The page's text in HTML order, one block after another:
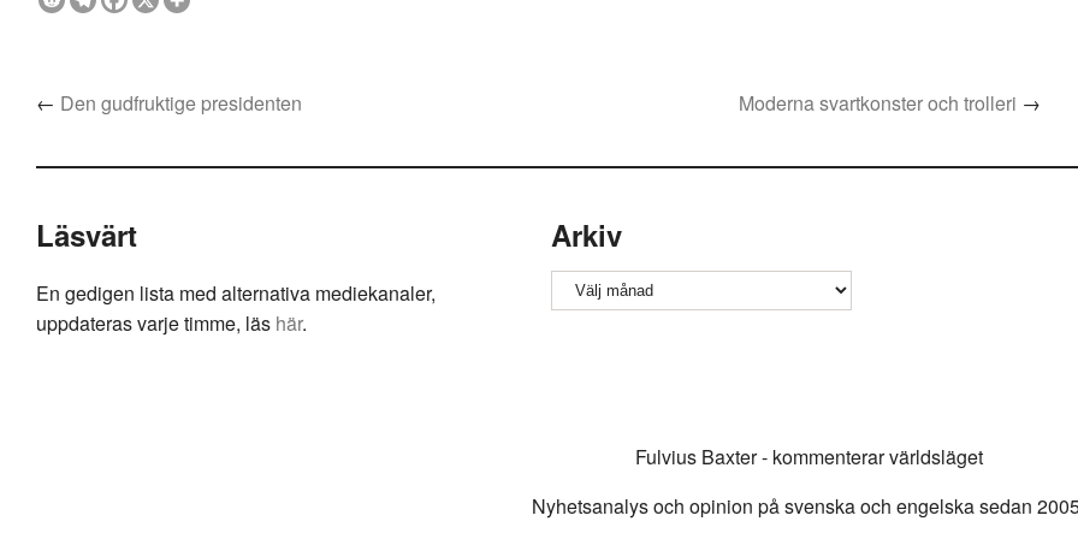
← Den gudfruktige presidenten Moderna svartkonster och trolleri →
Läsvärt
En gedigen lista med alternativa mediekanaler,
uppdateras varje timme, läs här.
Arkiv
Arkiv
Fulvius Baxter - kommenterar världsläget
Nyhetsanalys och opinion på svenska och engelska sedan